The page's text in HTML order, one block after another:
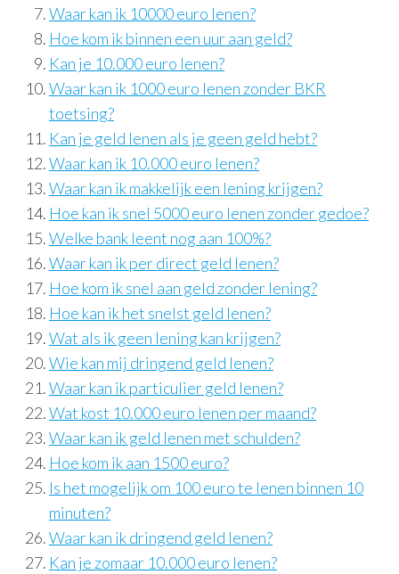
Waar kan ik 10000 euro lenen?
Hoe kom ik binnen een uur aan geld?
Kan je 10.000 euro lenen?
Waar kan ik 1000 euro lenen zonder BKR
toetsing?
Kan je geld lenen als je geen geld hebt?
Waar kan ik 10.000 euro lenen?
Waar kan ik makkelijk een lening krijgen?
Hoe kan ik snel 5000 euro lenen zonder gedoe?
Welke bank leent nog aan 100%?
Waar kan ik per direct geld lenen?
Hoe kom ik snel aan geld zonder lening?
Hoe kan ik het snelst geld lenen?
Wat als ik geen lening kan krijgen?
Wie kan mij dringend geld lenen?
Waar kan ik particulier geld lenen?
Wat kost 10.000 euro lenen per maand?
Waar kan ik geld lenen met schulden?
Hoe kom ik aan 1500 euro?
Is het mogelijk om 100 euro te lenen binnen 10
minuten?
Waar kan ik dringend geld lenen?
Kan je zomaar 10.000 euro lenen?